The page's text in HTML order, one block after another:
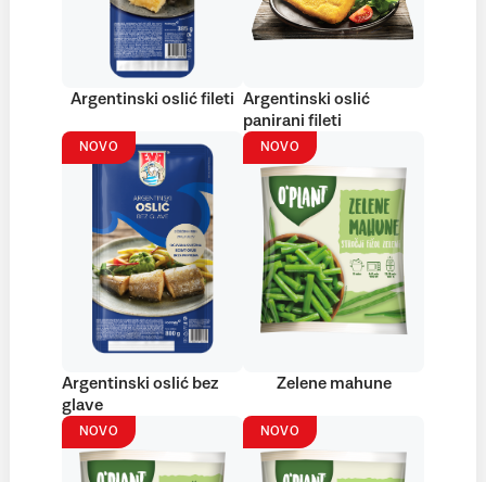
Argentinski oslić fileti Argentinski oslić
panirani fileti
NOVO
Argentinski oslić bez
glave
NOVO
Zelene mahune
NOVO NOVO